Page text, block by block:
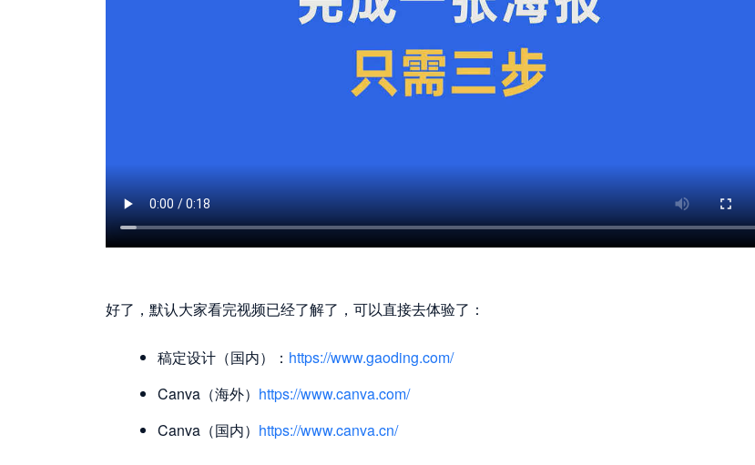
好了，默认大家看完视频已经了解了，可以直接去体验了：
稿定设计（国内）： https://www.gaoding.com/
Canva（海外） https://www.canva.com/
Canva（国内） https://www.canva.cn/